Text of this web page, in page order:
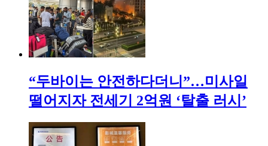
“두바이는 안전하다더니”…미사일
떨어지자 전세기 2억원 ‘탈출 러시’